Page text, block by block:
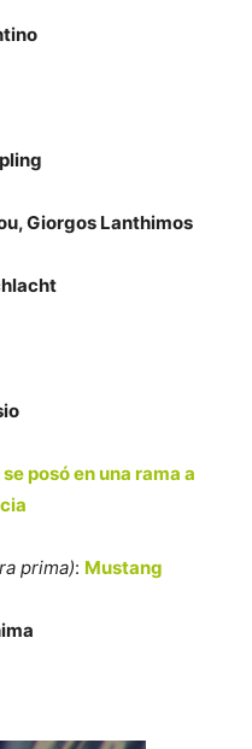
Giorgos Lanthimos
posó en una rama a
prima): Mustang